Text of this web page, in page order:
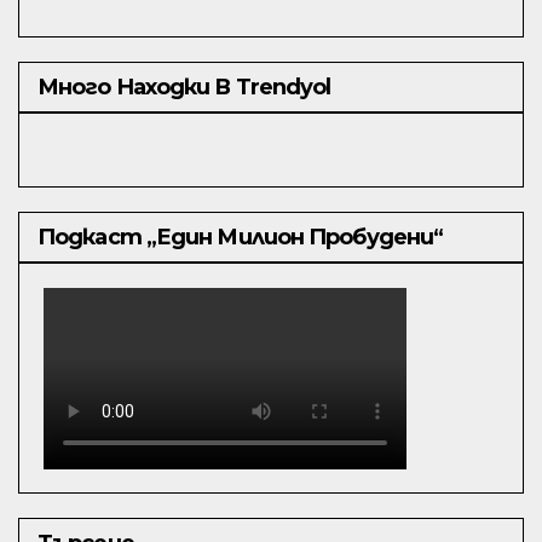
Много Находки В Trendyol
Подкаст „Един Милион Пробудени“